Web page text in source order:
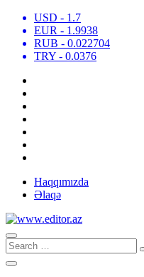
USD - 1.7
EUR - 1.9938
RUB - 0.022704
TRY - 0.0376
Haqqımızda
Əlaqə